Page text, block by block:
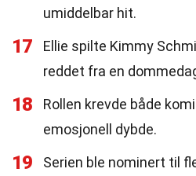
umiddelbar hit.
17
Ellie spilte Kimmy
reddet fra en
18
Rollen krevde både
emosjonell dybde.
19 Serien ble nominert til